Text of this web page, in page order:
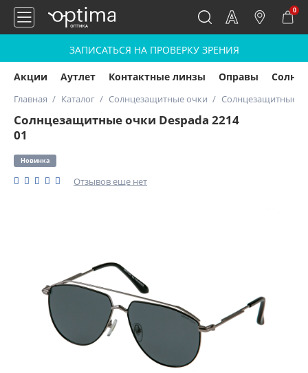
0
ЗАПИСАТЬСЯ НА ПРОВЕРКУ ЗРЕНИЯ
Акции Аутлет Контактные линзы Оправы
Главная Каталог Солнцезащитные очки Солнцезащитные
Солнцезащитные очки Despada 2214
01
Новинка
Отзывов еще нет